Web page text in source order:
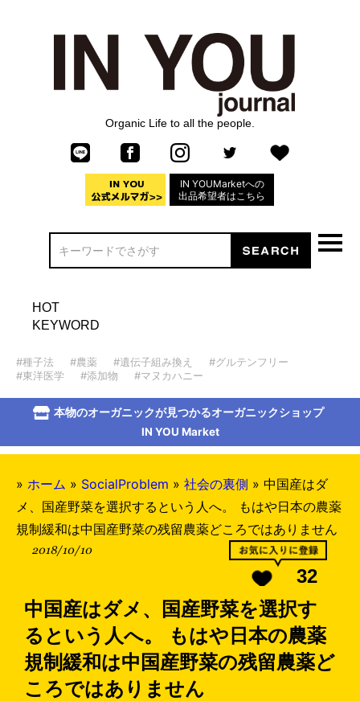
Organic Life to all the people.
IN YOUMarketへの
出品希望者はこちら
HOT
KEYWORD
#種子法 #農薬 #遺伝子組み換え
#グルテンフリー
#東洋医学
#添加物 #マヌカハニー
本物のオーガニックが見つかるオーガニックショップ
IN YOU Market
» ホーム » SocialProblem » 社会の裏側 » 中国産はダ
メ、国産野菜を選択するという人へ。 もはや日本の農薬
規制緩和は中国産野菜の残留農薬どころではありません
2018/10/10
32
中国産はダメ、国産野菜を選択す
るという人へ。 もはや日本の農薬
規制緩和は中国産野菜の残留農薬ど
ころではありません